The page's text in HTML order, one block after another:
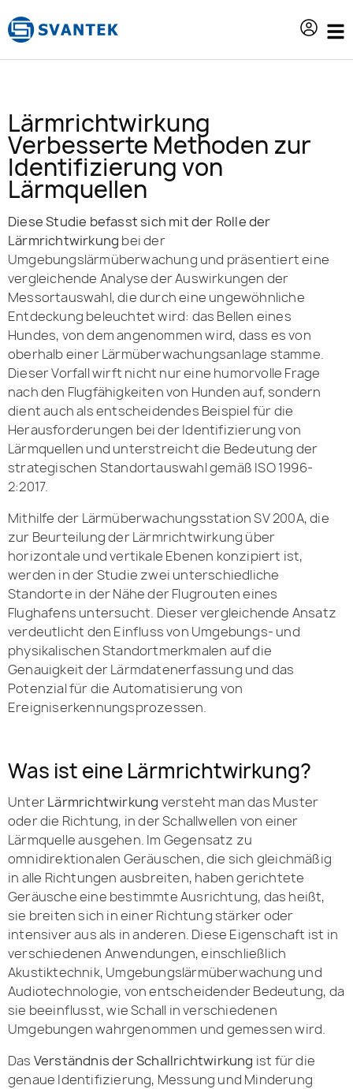
springen
Lärmrichtwirkung
Verbesserte Methoden zur
Identifizierung von
Lärmquellen
Diese Studie befasst sich mit der Rolle der
Lärmrichtwirkung bei der
Umgebungslärmüberwachung und präsentiert eine
vergleichende Analyse der Auswirkungen der
Messortauswahl, die durch eine ungewöhnliche
Entdeckung beleuchtet wird: das Bellen eines
Hundes, von dem angenommen wird, dass es von
oberhalb einer Lärmüberwachungsanlage stamme.
Dieser Vorfall wirft nicht nur eine humorvolle Frage
nach den Flugfähigkeiten von Hunden auf, sondern
dient auch als entscheidendes Beispiel für die
Herausforderungen bei der Identifizierung von
Lärmquellen und unterstreicht die Bedeutung der
strategischen Standortauswahl gemäß ISO 1996-
2:2017.
Mithilfe der Lärmüberwachungsstation SV 200A, die
zur Beurteilung der Lärmrichtwirkung über
horizontale und vertikale Ebenen konzipiert ist,
werden in der Studie zwei unterschiedliche
Standorte in der Nähe der Flugrouten eines
Flughafens untersucht. Dieser vergleichende Ansatz
verdeutlicht den Einfluss von Umgebungs- und
physikalischen Standortmerkmalen auf die
Genauigkeit der Lärmdatenerfassung und das
Potenzial für die Automatisierung von
Ereigniserkennungsprozessen.
Was ist eine Lärmrichtwirkung?
UnterLärmrichtwirkung versteht man das Muster
oder die Richtung, in der Schallwellen von einer
Lärmquelle ausgehen. Im Gegensatz zu
omnidirektionalen Geräuschen, die sich gleichmäßig
in alle Richtungen ausbreiten, haben gerichtete
Geräusche eine bestimmte Ausrichtung, das heißt,
sie breiten sich in einer Richtung stärker oder
intensiver aus als in anderen. Diese Eigenschaft ist in
verschiedenen Anwendungen, einschließlich
Akustiktechnik, Umgebungslärmüberwachung und
Audiotechnologie, von entscheidender Bedeutung, da
sie beeinflusst, wie Schall in verschiedenen
Umgebungen wahrgenommen und gemessen wird.
Das Verständnis der Schallrichtwirkung ist für die
genaue Identifizierung, Messung und Minderung